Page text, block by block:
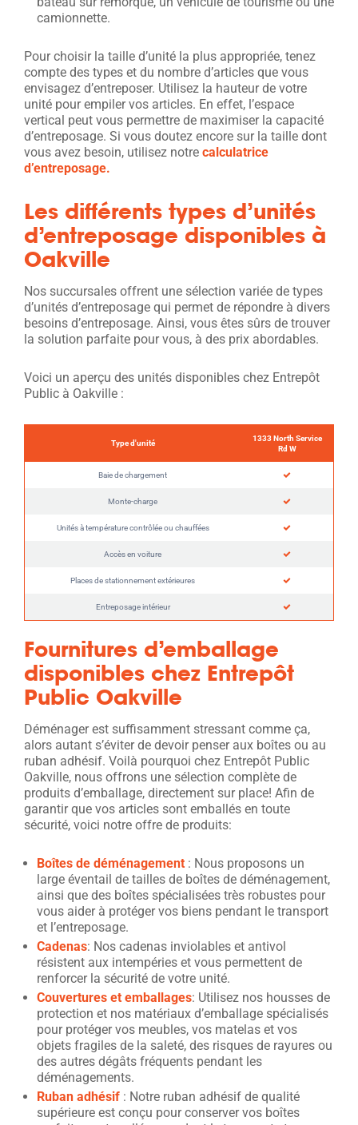
camionnette.
Pour choisir la taille d’unité la plus appropriée, tenez
compte des types et du nombre d’articles que vous
envisagez d’entreposer. Utilisez la hauteur de votre
unité pour empiler vos articles. En effet, l’espace
vertical peut vous permettre de maximiser la capacité
d’entreposage. Si vous doutez encore sur la taille dont
vous avez besoin, utilisez notre calculatrice
d’entreposage.
Les différents types d’unités
d’entreposage disponibles à
Oakville
Nos succursales offrent une sélection variée de types
d’unités d’entreposage qui permet de répondre à divers
besoins d’entreposage. Ainsi, vous êtes sûrs de trouver
la solution parfaite pour vous, à des prix abordables.
Voici un aperçu des unités disponibles chez Entrepôt
Public à Oakville :
Type d'unité
1333 North Service
Rd W
Baie de chargement
Monte-charge
Unités à température contrôlée ou chauffées
Accès en voiture
Places de stationnement extérieures
Entreposage intérieur
Fournitures d’emballage
disponibles chez Entrepôt
Public Oakville
Déménager est suffisamment stressant comme ça,
alors autant s’éviter de devoir penser aux boîtes ou au
ruban adhésif. Voilà pourquoi chez Entrepôt Public
Oakville, nous offrons une sélection complète de
produits d’emballage, directement sur place! Afin de
garantir que vos articles sont emballés en toute
sécurité, voici notre offre de produits:
Boîtes de déménagement : Nous proposons un
large éventail de tailles de boîtes de déménagement,
ainsi que des boîtes spécialisées très robustes pour
vous aider à protéger vos biens pendant le transport
et l’entreposage.
Cadenas: Nos cadenas inviolables et antivol
résistent aux intempéries et vous permettent de
renforcer la sécurité de votre unité.
Couvertures et emballages: Utilisez nos housses de
protection et nos matériaux d’emballage spécialisés
pour protéger vos meubles, vos matelas et vos
objets fragiles de la saleté, des risques de rayures ou
des autres dégâts fréquents pendant les
déménagements.
Ruban adhésif : Notre ruban adhésif de qualité
supérieure est conçu pour conserver vos boîtes